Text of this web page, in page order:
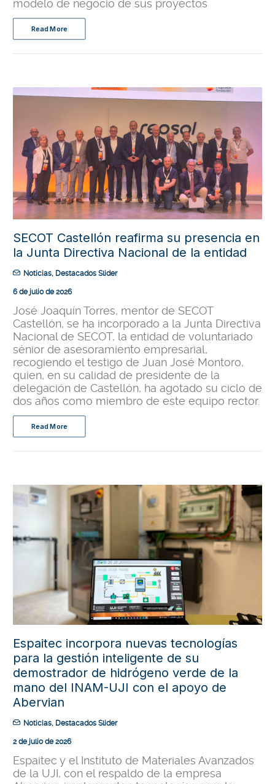
modelo de negocio de sus proyectos
Read More
SECOT Castellón reafirma su presencia en
la Junta Directiva Nacional de la entidad
Noticias, Destacados Slider
6 de julio de 2026
José Joaquín Torres, mentor de SECOT
Castellón, se ha incorporado a la Junta Directiva
Nacional de SECOT, la entidad de voluntariado
sénior de asesoramiento empresarial,
recogiendo el testigo de Juan José Montoro,
quien, en su calidad de presidente de la
delegación de Castellón, ha agotado su ciclo de
dos años como miembro de este equipo rector.
Read More
Espaitec incorpora nuevas tecnologías
para la gestión inteligente de su
demostrador de hidrógeno verde de la
mano del INAM-UJI con el apoyo de
Abervian
Noticias, Destacados Slider
2 de julio de 2026
Espaitec y el Instituto de Materiales Avanzados
de la UJI, con el respaldo de la empresa